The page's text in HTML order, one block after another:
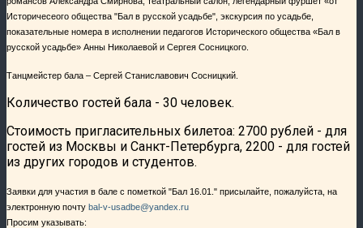
Историчесеого общества "Бал в русской усадьбе", экскурсия по усадьбе,
показательные номера в исполнении педагогов Исторического общества «Бал в
русской усадьбе» Анны Николаевой и Сергея Сосницкого.
Танцмейстер бала – Сергей Станиславович Сосницкий.
Количество гостей бала - 30 человек.
Стоимость пригласительных билетоа: 2700 рублей - для
гостей из Москвы и Санкт-Петербурга, 2200 - для гостей
из других городов и студентов.
Заявки для участия в бале с пометкой "Бал 16.01." присылайте, пожалуйста, на
электронную почту bal-v-usadbe@yandex.ru
Просим указывать: